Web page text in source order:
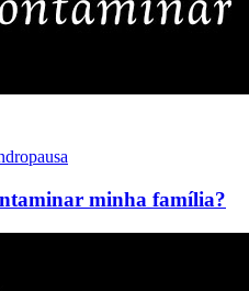
minha família?